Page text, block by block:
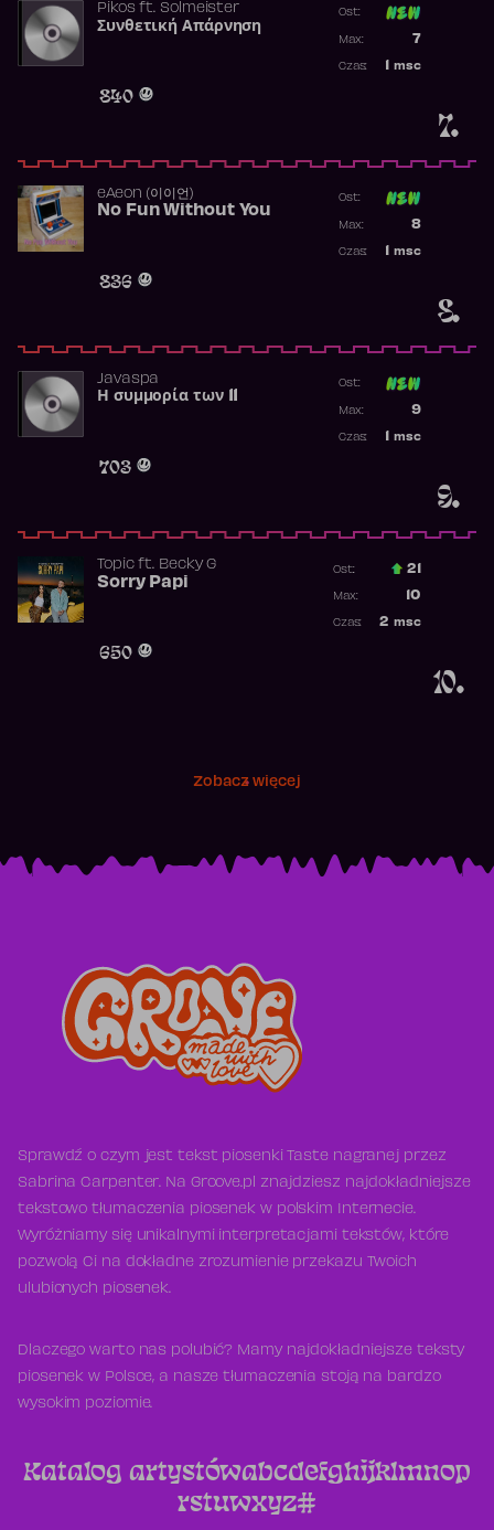
7.
Pikosft. Solmeister
Συνθετική Απάρνηση
840
Ost:
7
Max:
msc
Czas:
8.
​eAeon (이이언)
No Fun Without You
836
Ost:
8
Max:
msc
Czas:
9.
Javaspa
Η συμμορία των 11
703
Ost:
9
Max:
msc
Czas:
10.
Topicft. Becky G
Sorry Papi
650
Ost.: 21
10
Max:
2 msc
Czas:
Zobacz więcej
Sprawdź o czym jest tekst piosenki Taste nagranej przez
Sabrina Carpenter. Na Groove.pl znajdziesz najdokładniejsze
tekstowo tłumaczenia piosenek w polskim Internecie.
Wyróżniamy się unikalnymi interpretacjami tekstów, które
pozwolą Ci na dokładne zrozumienie przekazu Twoich
ulubionych piosenek.
Dlaczego warto nas polubić? Mamy najdokładniejsze teksty
piosenek w Polsce, a nasze tłumaczenia stoją na bardzo
wysokim poziomie.
Katalog artystówabcdefghijklmnop
rstuwxyz#